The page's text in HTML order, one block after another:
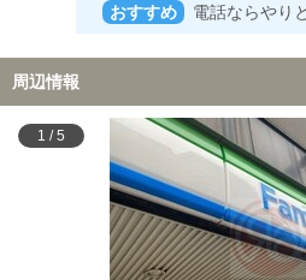
おすすめ 電話ならやり
周辺情報
1 /5